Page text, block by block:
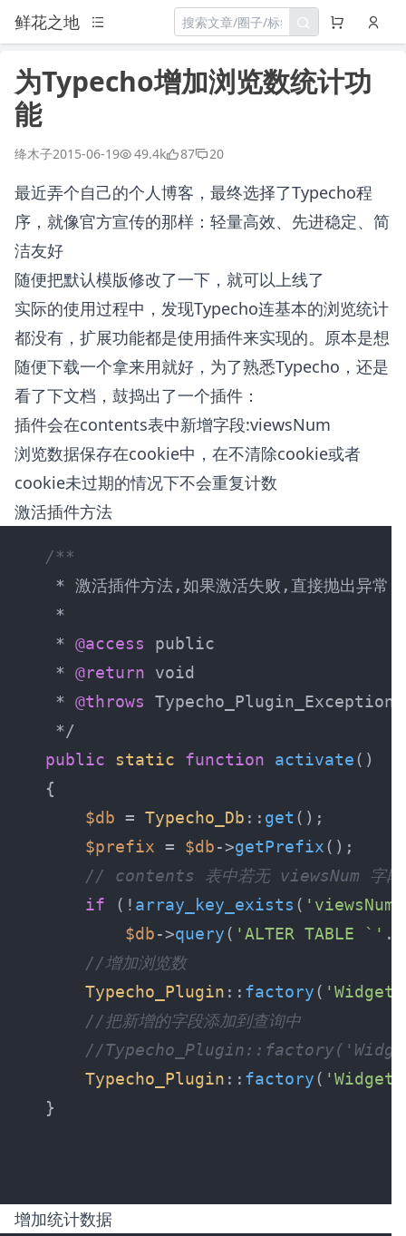
鲜花之地
为Typecho增加浏览数统计功
能
绛木子2015-06-19 49.4k 87 20
最近弄个自己的个人博客，最终选择了Typecho程
序，就像官方宣传的那样：轻量高效、先进稳定、简
洁友好
随便把默认模版修改了一下，就可以上线了
实际的使用过程中，发现Typecho连基本的浏览统计
都没有，扩展功能都是使用插件来实现的。原本是想
随便下载一个拿来用就好，为了熟悉Typecho，还是
看了下文档，鼓捣出了一个插件：
插件会在contents表中新增字段:viewsNum
浏览数据保存在cookie中，在不清除cookie或者
cookie未过期的情况下不会重复计数
激活插件方法
* @access
* @return
* @throws
public
static function activate(
$db = Typecho_Db :: get
$prefix = $db->getPrefix
// contents 表中若无 viewsNum 字段
if (! array_key_exists ( 'viewsNum'
$db->query( 'ALTER TABLE `' .
//增加浏览数
Typecho_Plugin :: factory(
//把新增的字段添加到查询中
//
Typecho_Plugin :: factory(
增加统计数据